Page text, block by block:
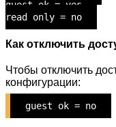
guest ok = yes
read only = no
Как отключить
Чтобы отключить
конфигурации:
guest ok = no